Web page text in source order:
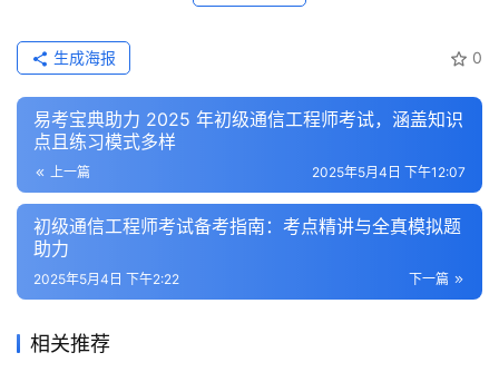
0
生成海报
易考宝典助力 2025 年初级通信工程师考试，涵盖知识
点且练习模式多样
上一篇 2025年5月4日 下午12:07
初级通信工程师考试备考指南：考点精讲与全真模拟题
助力
下一篇
2025年5月4日 下午2:22
相关推荐